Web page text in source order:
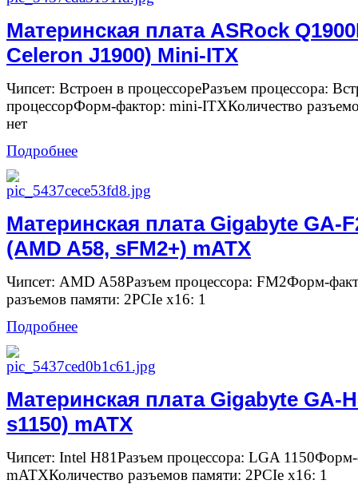
Материнская плата ASRock
Celeron J1900) Mini-ITX
Чипсет: Встроен в процессореРазъем процессора:
процессорФорм-фактор: mini-ITXКоличество
нет
Подробнее
Материнская плата Gigabyte GA-
(AMD A58, sFM2+) mATX
Чипсет: AMD A58Разъем процессора: FM2Форм-
разъемов памяти: 2PCIe x16: 1
Подробнее
Материнская плата Gigabyte GA-
s1150) mATX
Чипсет: Intel H81Разъем процессора: LGA
mATXКоличество разъемов памяти: 2PCIe x16: 1